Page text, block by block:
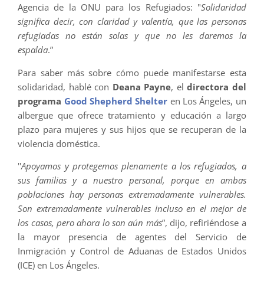
Agencia de la ONU para los Refugiados: "Solidaridad
significa decir, con claridad y valentía, que las personas
refugiadas no están solas y que no les daremos la
espalda.”
Para saber más sobre cómo puede manifestarse esta
solidaridad, hablé con Deana Payne, eldirectora del
programa Good Shepherd Shelter en Los Ángeles, un
albergue que ofrece tratamiento y educación a largo
plazo para mujeres y sus hijos que se recuperan de la
violencia doméstica.
''Apoyamos y protegemos plenamente a los refugiados, a
sus familias y a nuestro personal, porque en ambas
poblaciones hay personas extremadamente vulnerables.
Son extremadamente vulnerables incluso en el mejor de
los casos, pero ahora lo son aún más”, dijo, refiriéndose a
la mayor presencia de agentes del Servicio de
Inmigración y Control de Aduanas de Estados Unidos
(ICE) en Los Ángeles.